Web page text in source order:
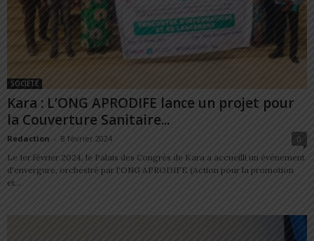
SOCIÉTÉ
Kara : L’ONG APRODIFE lance un projet pour
la Couverture Sanitaire...
Redaction - 8 février 2024
0
Le 1er février 2024, le Palais des Congrès de Kara a accueilli un événement
d'envergure, orchestré par l'ONG APRODIFE (Action pour la promotion
et...